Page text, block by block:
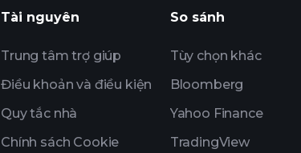
khuyến nghị
Tài nguyên
Trung tâm trợ giúp
Điều khoản và điều kiện
Quy tắc nhà
Chính sách Cookie
So sánh
Tùy chọn khác
Bloomberg
Yahoo Finance
TradingView